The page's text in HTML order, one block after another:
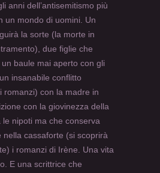
anni dell’antisemitismo più
un mondo di uomini. Un
la sorte (la morte in
due figlie che
baule mai aperto con gli
insanabile conflitto
romanzi) con la madre in
con la giovinezza della
nipoti ma che conserva
nella cassaforte (si scoprirà
i romanzi di Irène. Una vita
E una scrittrice che